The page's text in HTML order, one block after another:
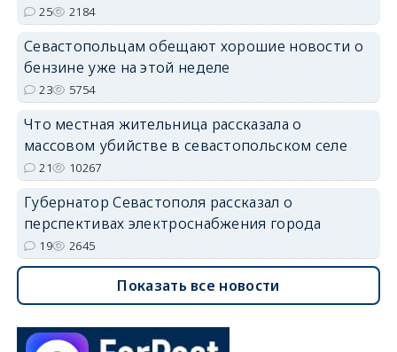
25 2184
Севастопольцам обещают хорошие новости о
бензине уже на этой неделе
23 5754
Что местная жительница рассказала о
массовом убийстве в севастопольском селе
21 10267
Губернатор Севастополя рассказал о
перспективах электроснабжения города
19 2645
Показать все новости